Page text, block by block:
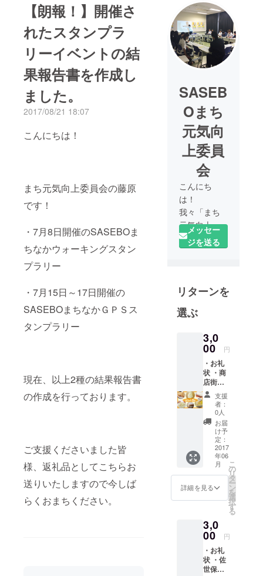
【朗報！】開催さ
れたスタンプラ
リーイベントの結
果報告書を作成し
ました。
2017/08/21 18:07
こんにちは！
まち元気向上委員会の藤原
です！
・7月8日開催のSASEBOま
ちなかウォーキングスタン
プラリー
・7月15日～17日開催の
SASEBOまちなかＧＰＳス
タンプラリー
現在、以上2種の結果報告書
の作成を行っております。
ご支援くださいました皆
様、返礼品としてこちらお
送りいたしますので今しば
らくおまちください。
SASEB
Oまち
元気向
上委員
会
こんにち
は！
我々「まち
元気向上委
員会」は、
２０１５年
プラリー」
市街地の賑
を目的とし
た地域活性
化運動を企
画・実行し
ており、佐
世保市の元
気の為日々
活動してお
是非、ご支
援の程よろ
しく願い申
メッセー
ジを送る
リターンを
選ぶ
3,0
00 円
・お礼
状 ・商
店街内
の飲食
店の引
換チ
ケット
(ソフト
クリー
ム、サ
ンド
ウィッ
チ、ポ
テト…
など)×
３ ※チ
の有効
期限は8
月31日
迄とな
りま
す。
支援
者：
0人
お届
け予
定：
2017
年06
月
詳細を見る
こ
の
リ
タ
ー
ン
を
選
択
す
る
3,0
00 円
・お礼
状 ・佐
世保名